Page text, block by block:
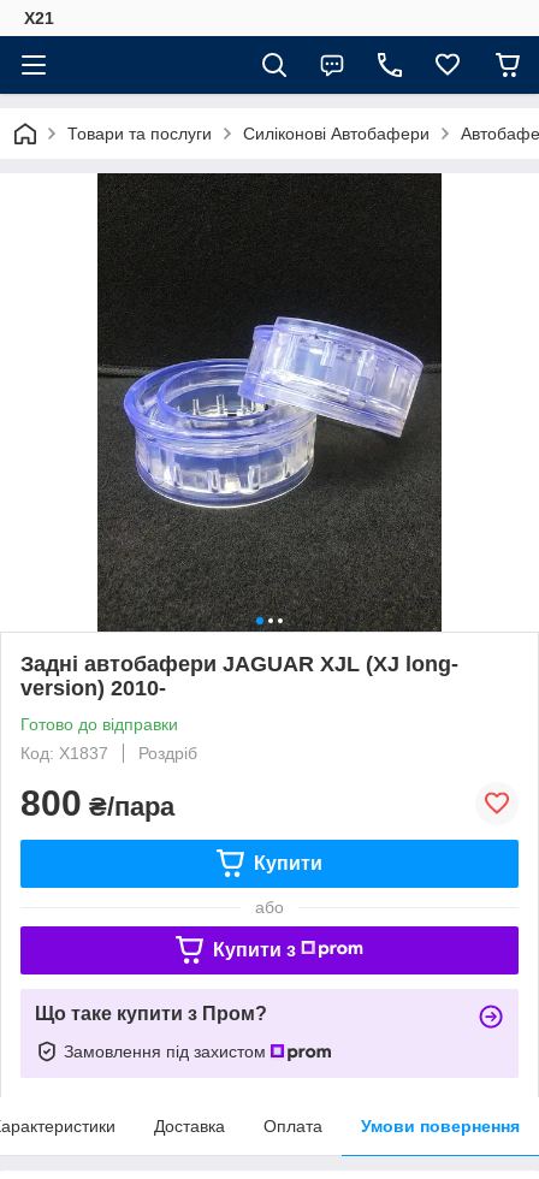
Х21
Товари та послуги Силіконові Автобафери
Задні автобафери JAGUAR XJL (XJ long-
version) 2010-
Готово до відправки
Код: X1837
Роздріб
800 ₴/пара
Купити
або
Купити з
Що таке купити з Пром?
Замовлення під захистом
Доставка Оплата Умови повернення